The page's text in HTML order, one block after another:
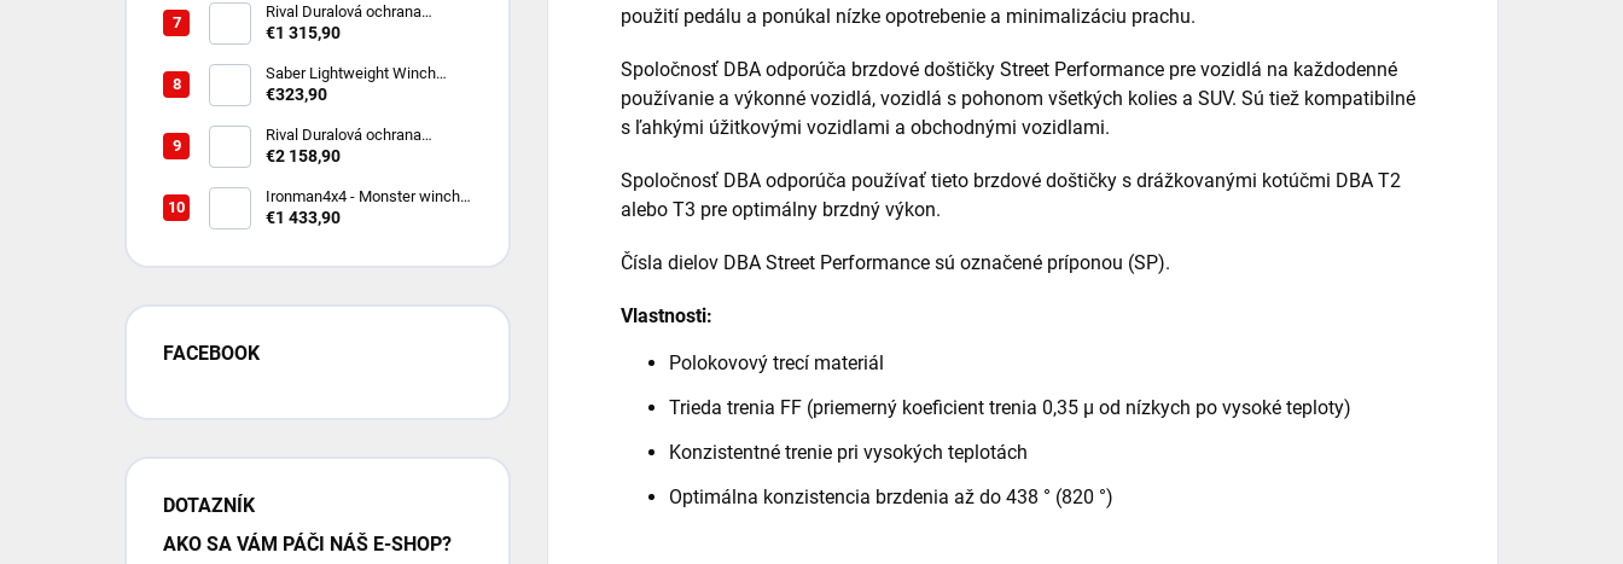
ZDVIHNUTOM PODVOZKU
Rival Duralová ochrana
podvozku - sada - 3ks -Toyota
2,8 l. / diesel
€1 315,90
Saber Lightweight Winch
Vyprosťovacia Sada
€323,90
Rival Duralová ochrana
podvozku - sada - 5ks - Jeep
2021; 2 l. / benzín; 3,6 l. /
benzín
€2 158,90
Ironman4x4 - Monster winch
WWW12000LB - syntetické
€1 433,90
FACEBOOK
DOTAZNÍK
AKO SA VÁM PÁČI NÁŠ E-SHOP?
použití pedálu a ponúkal nízke opotrebenie a minimalizáciu prachu.
Spoločnosť DBA odporúča brzdové doštičky Street Performance pre vozidlá na každodenné
používanie a výkonné vozidlá, vozidlá s pohonom všetkých kolies a SUV. Sú tiež kompatibilné
s ľahkými úžitkovými vozidlami a obchodnými vozidlami.
Spoločnosť DBA odporúča používať tieto brzdové doštičky s drážkovanými kotúčmi DBA T2
alebo T3 pre optimálny brzdný výkon.
Čísla dielov DBA Street Performance sú označené príponou (SP).
Vlastnosti:
Polokovový trecí materiál
Trieda trenia FF (priemerný koeficient trenia 0,35 μ od nízkych po vysoké teploty)
Konzistentné trenie pri vysokých teplotách
Optimálna konzistencia brzdenia až do 438 ° (820 °)